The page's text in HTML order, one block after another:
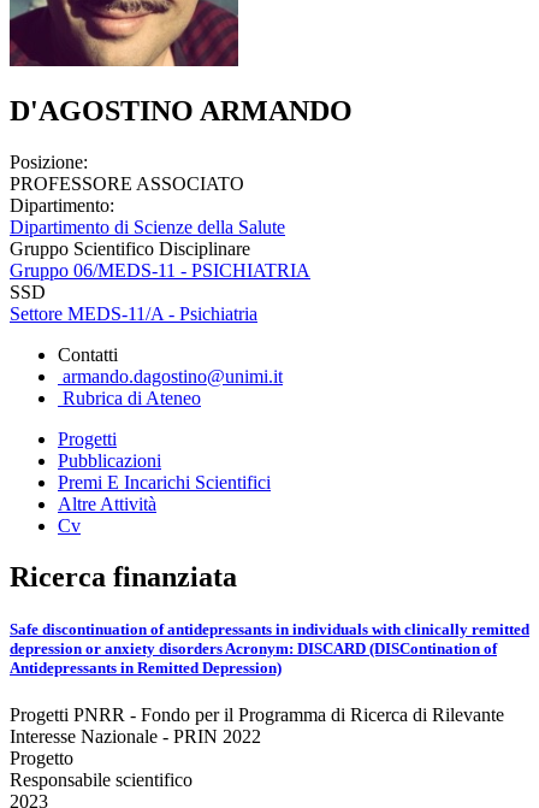
D'AGOSTINO ARMANDO
Posizione:
PROFESSORE ASSOCIATO
Dipartimento:
Dipartimento di Scienze della Salute
Gruppo Scientifico Disciplinare
Gruppo 06/MEDS-11 - PSICHIATRIA
SSD
Settore MEDS-11/A - Psichiatria
Contatti
armando.dagostino@unimi.it
Rubrica di Ateneo
Progetti
Pubblicazioni
Premi E Incarichi Scientifici
Altre Attività
Cv
Ricerca finanziata
Safe discontinuation of antidepressants in individuals with clinically remitted
depression or anxiety disorders Acronym: DISCARD (DISContination of
Antidepressants in Remitted Depression)
Progetti PNRR - Fondo per il Programma di Ricerca di Rilevante
Interesse Nazionale - PRIN 2022
Progetto
Responsabile scientifico
2023